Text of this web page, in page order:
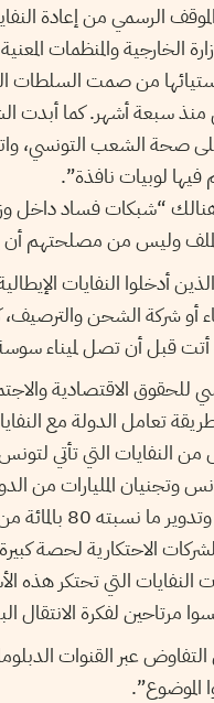
الرسمي من إعادة
الخارجية والمنظمات
من صمت السلطات
منذ سبعة أشهر. كما
صحة الشعب التونسي،
فيها لوبيات نافذة”.
“شبكات فساد داخل وزارة
وليس من مصلحتهم أن
أدخلوا النفايات
شركة الشحن والترصيف،
قبل أن تصل لميناء
للحقوق الاقتصادية
تعامل الدولة مع
التي تأتي لتونس
وتجنيان المليارات من
الاحتكارية لحصة
النفايات التي تحتكر هذه
عبر القنوات
الموضوع”.